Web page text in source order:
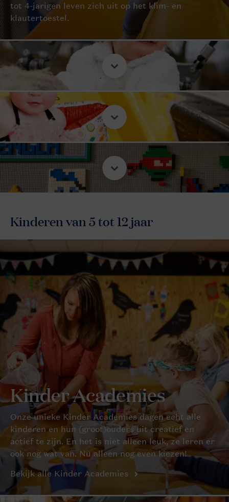
tot 4-jarigen leven zich uit op het klim- en
klautertoestel.
Kinderen van 5 tot 12 jaar
Kinder Academies
Onze unieke Kinder Academies dagen echt alle
kinderen en hun (groot)ouders uit creatief en
actief te zijn. En het is niet alleen leuk, ze leren er
ook nog wat van. Nu alleen nog even kiezen!
Bekijk alle Kinder Academies